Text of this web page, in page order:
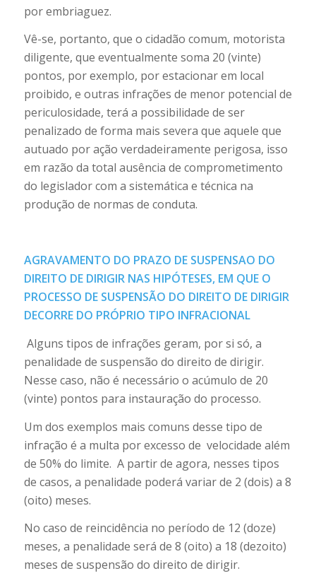
por embriaguez.
Vê-se, portanto, que o cidadão comum, motorista
diligente, que eventualmente soma 20 (vinte)
pontos, por exemplo, por estacionar em local
proibido, e outras infrações de menor potencial de
periculosidade, terá a possibilidade de ser
penalizado de forma mais severa que aquele que
autuado por ação verdadeiramente perigosa, isso
em razão da total ausência de comprometimento
do legislador com a sistemática e técnica na
produção de normas de conduta.
AGRAVAMENTO DO PRAZO DE SUSPENSAO DO
DIREITO DE DIRIGIR NAS HIPÓTESES, EM QUE O
PROCESSO DE SUSPENSÃO DO DIREITO DE DIRIGIR
DECORRE DO PRÓPRIO TIPO INFRACIONAL
Alguns tipos de infrações geram, por si só, a
penalidade de suspensão do direito de dirigir.
Nesse caso, não é necessário o acúmulo de 20
(vinte) pontos para instauração do processo.
Um dos exemplos mais comuns desse tipo de
infração é a multa por excesso de velocidade além
de 50% do limite. A partir de agora, nesses tipos
de casos, a penalidade poderá variar de 2 (dois) a 8
(oito) meses.
No caso de reincidência no período de 12 (doze)
meses, a penalidade será de 8 (oito) a 18 (dezoito)
meses de suspensão do direito de dirigir.